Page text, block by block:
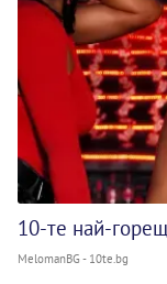
10-те най-
MelomanBG - 10te.bg